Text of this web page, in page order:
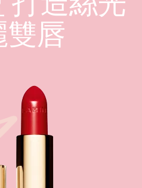
雙唇